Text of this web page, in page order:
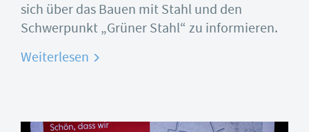
sich über das Bauen mit Stahl und den
Schwerpunkt „Grüner Stahl“ zu informieren.
Weiterlesen